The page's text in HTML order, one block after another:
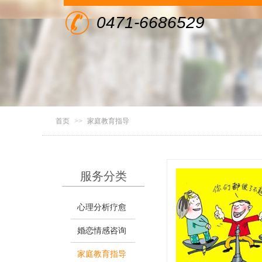
0471-6686529
首页 >> 家庭教育指导
服务分类
心理分析疗愈
婚恋情感咨询
家庭教育指导